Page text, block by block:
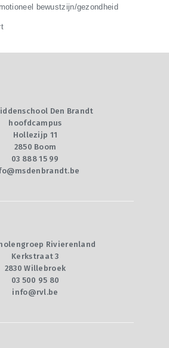
bewustzijn/gezondheid
Den Brandt
hoofdcampus
Hollezijp 11
2850 Boom
03 888 15 99
Rivierenland
Kerkstraat 3
2830 Willebroek
03 500 95 80
info@rvl.be